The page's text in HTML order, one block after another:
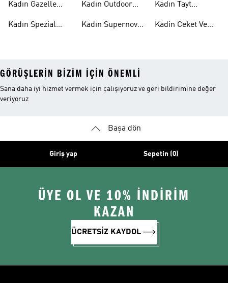
Kadın Gazelle
Kadın Spezial
Kadın Outdoor
Kadın Supernova
Kadın Tayt
Kadin Ceket Ve
GÖRÜŞLERIN BIZIM IÇIN ÖNEMLI
Sana daha iyi hizmet vermek için çalışıyoruz ve geri bildirimine değer
veriyoruz
Başa dön
Giriş yap Sepetin (0)
ÜYE OL VE 10% İNDİRİM
KAZAN
ÜCRETSİZ KAYDOL